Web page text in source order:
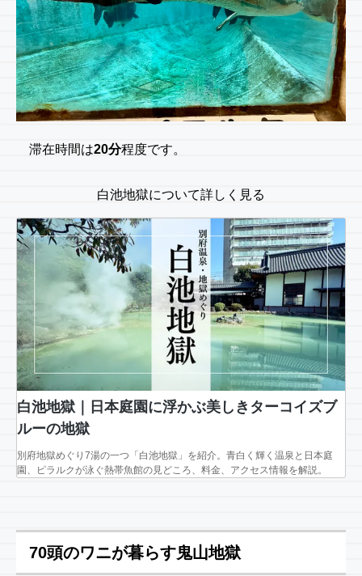
滞在時間は20分程度です。
白池地獄について詳しく見る
白池地獄｜日本庭園に浮かぶ美しきターコイズブ
ルーの地獄
別府地獄めぐり7湯の一つ「白池地獄」を紹介。青白く輝く温泉と日本庭
園、ピラルクが泳ぐ熱帯魚館の見どころ、料金、アクセス情報を解説。
70頭のワニが暮らす鬼山地獄